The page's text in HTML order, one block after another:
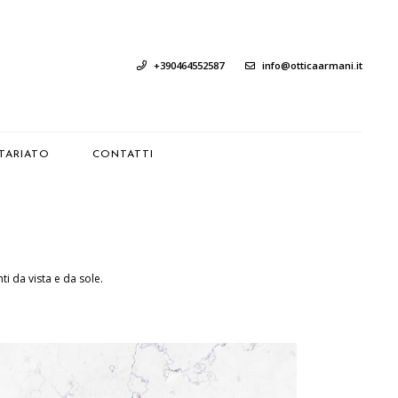
+390464552587 info@otticaarmani.it
CONTATTI
da vista e da sole.